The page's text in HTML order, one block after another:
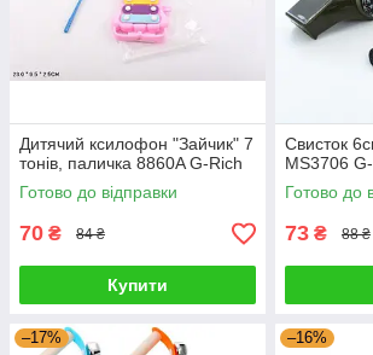
Дитячий ксилофон "Зайчик" 7
тонів, паличка 8860A G-Rich
Готово до відправки
70 ₴ 84 ₴
Купити
Свисток
MS3706
Готово до
73 ₴ 88 ₴
–17% –16%